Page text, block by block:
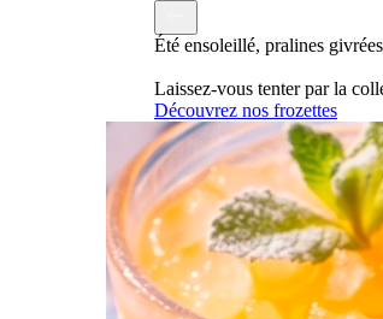
Été ensoleillé, pralines
Laissez-vous tenter par la
Découvrez nos frozettes